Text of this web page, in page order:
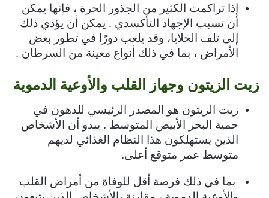
إذا تراكمت الكثير من الجذور الحرة ، فإنها يمكن
أن تسبب الإجهاد التأكسدي . يمكن أن يؤدي ذلك
إلى تلف الخلايا، وقد يلعب دورًا في تطور بعض
الأمراض ، بما في ذلك أنواع معينة من السرطان .
زيت الزيتون وجهاز القلب والأوعية الدموية
زيت الزيتون هو المصدر الرئيسي للدهون في
حمية البحر الأبيض المتوسط . يبدو أن الأشخاص
الذين يستهلكون هذا النظام الغذائي لديهم
متوسط ​​عمر متوقع أعلى.
بما في ذلك فرصة أقل للوفاة من أمراض القلب